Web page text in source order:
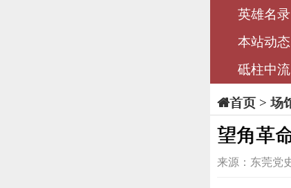
英雄名录
本站动态
砥柱中流
首页> 场
望角革
来源：东莞党